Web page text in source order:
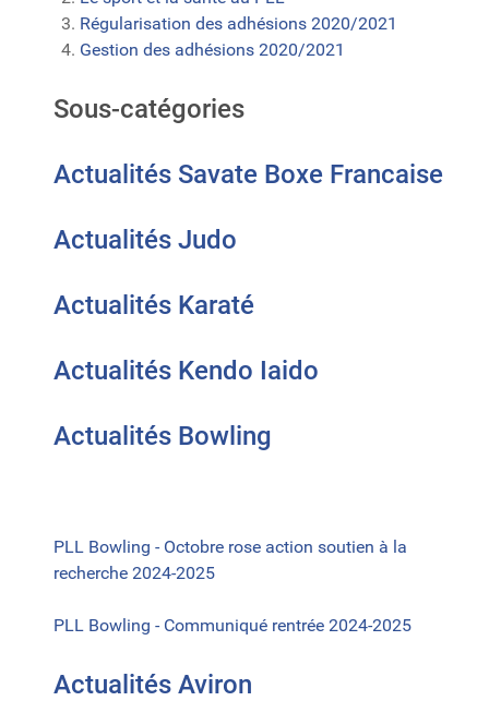
Régularisation des adhésions 2020/2021
Gestion des adhésions 2020/2021
Sous-catégories
Actualités Savate Boxe Francaise
Actualités Judo
Actualités Karaté
Actualités Kendo Iaido
Actualités Bowling
PLL Bowling - Octobre rose action soutien à la
recherche 2024-2025
PLL Bowling - Communiqué rentrée 2024-2025
Actualités Aviron